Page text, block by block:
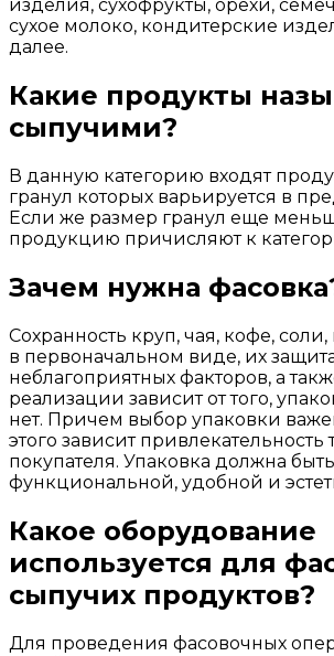
изделия, сухофрукты, орехи,
сухое молоко, кондитерские
далее.
Какие продукты
сыпучими?
В данную категорию входят
гранул которых варьируется в
Если же размер гранул еще
продукцию причисляют к
Зачем нужна
Сохранность круп, чая, кофе,
в первоначальном виде, их
неблагоприятных факторов, а
реализации зависит от того,
нет. Причем выбор упаковки
этого зависит привлекательность
покупателя. Упаковка должна быть
функциональной, удобной и
Какое оборудование
используется для
сыпучих продуктов?
Для проведения фасовочных